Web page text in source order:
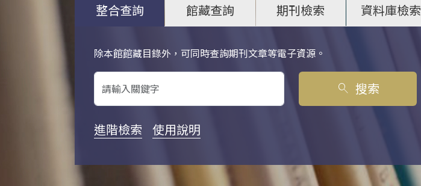
整合查詢 館藏查詢 期刊檢索 資料庫檢索
除本館館藏目錄外，可同時查詢期刊文章等電子資源。
關鍵字搜尋
search 搜索
進階檢索 使用說明